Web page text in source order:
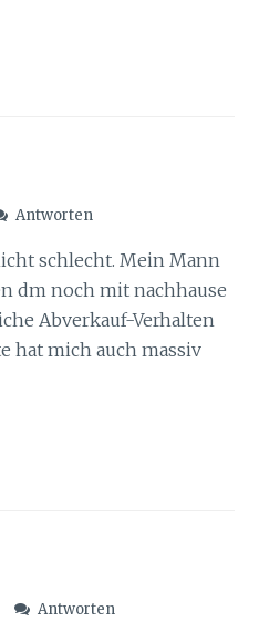
Antworten
schlecht. Mein Mann
dm noch mit nachhause
Abverkauf-Verhalten
hat mich auch massiv
Antworten